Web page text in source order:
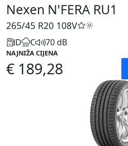
Nexen N'FERA RU1
265/45 R20 108V
D C 70 dB
NAJNIŽA CIJENA
€ 189,28